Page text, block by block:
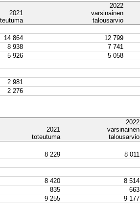
2021
2022
varsinainen
talousarvio
14 864 12 799
8 938 7 741
5 926 5 058
2 981
2 276
2021
toteutuma
2022
varsinainen
talousarvio
8 229 8 011
8 420 8 514
835 663
9 255 9 177